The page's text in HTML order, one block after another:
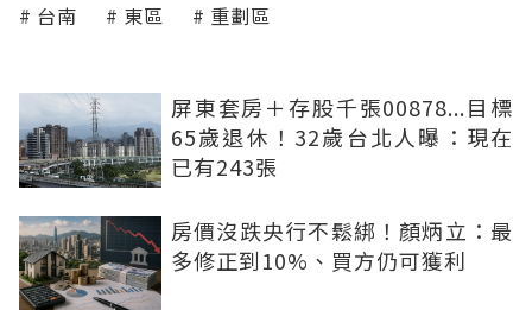
台南 東區 重劃區
屏東套房＋存股千張00878...目標
65歲退休！32歲台北人曝：現在
已有243張
房價沒跌央行不鬆綁！顏炳立：最
多修正到10%、買方仍可獲利